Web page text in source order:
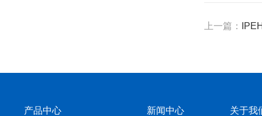
上一篇：
产品中心 新闻中心 关于我